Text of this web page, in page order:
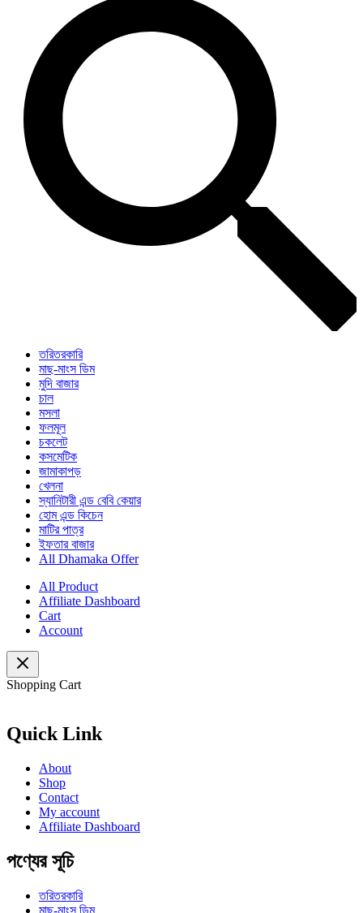
তরিতরকারি
মাছ-মাংস ডিম
মুদি বাজার
চাল
মসলা
ফলমূল
চকলেট
কসমেটিক
জামাকাপড়
খেলনা
স্যানিটারী এন্ড বেবি কেয়ার
হোম এন্ড কিচেন
মাটির পাত্র
ইফতার বাজার
All Dhamaka Offer
All Product
Affiliate Dashboard
Cart
Account
Shopping Cart
Quick Link
About
Shop
Contact
My account
Affiliate Dashboard
পণ্যের সূচি
তরিতরকারি
মাছ-মাংস ডিম